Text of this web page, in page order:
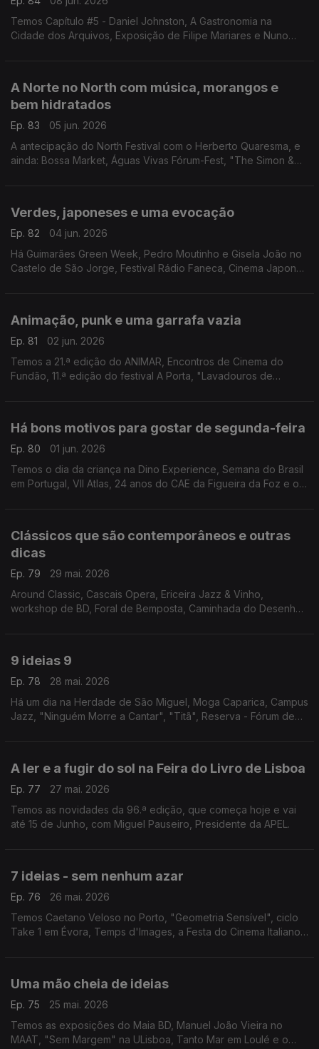
Temos Capítulo #5 - Daniel Johnston, A Gastronomia na
Cidade dos Arquivos, Exposição de Filipe Mariares e Nuno
A Norte no North com música, morangos e
bem hidratados
Ep. 83
05 jun. 2026
A antecipação do North Festival com o Herberto Quaresma, e
ainda: Bossa Market, Águas Vivas Fórum-Fest, "The Simon &
Verdes, japoneses e uma evocação
Ep. 82
04 jun. 2026
Há Guimarães Green Week, Pedro Moutinho e Gisela João no
Castelo de São Jorge, Festival Rádio Faneca, Cinema Japonês
Animação, punk e uma garrafa vazia
Ep. 81
02 jun. 2026
Temos a 21.ª edição do ANIMAR, Encontros de Cinema do
Fundão, 11.ª edição do festival A Porta, "Lavadouros de
Há bons motivos para gostar de segunda-feira
Ep. 80
01 jun. 2026
Temos o dia da criança na Dino Experience, Semana do Brasil
em Portugal, VII Atlas, 24 anos do CAE da Figueira da Foz e o
Clássicos que são contemporâneos e outras
dicas
Ep. 79
29 mai. 2026
Around Classic, Cascais Opera, Ericeira Jazz & Vinho,
workshop de BD, Foral de Bemposta, Caminhada do Desenho
9 ideias 9
Ep. 78
28 mai. 2026
Há um dia na Herdade de São Miguel, Moga Caparica, Campus
Jazz, "Ninguém Morre a Cantar", "Titã", Reserva - Fórum de
A ler e a fugir do sol na Feira do Livro de Lisboa
Ep. 77
27 mai. 2026
Temos as novidades da 96.ª edição, que começa hoje e vai
até 15 de Junho, com Miguel Pauseiro, Presidente da APEL.
7 ideias - sem nenhum azar
Ep. 76
26 mai. 2026
Temos Caetano Veloso no Porto, "Geometria Sensível", ciclo
Take 1 em Évora, Temps d'Images, a Festa do Cinema Italiano
Uma mão cheia de ideias
Ep. 75
25 mai. 2026
Temos as exposições do Maia BD, Manuel João Vieira no
MAAT, "Sem Margem" na ULisboa, Tanto Mar em Loulé e o